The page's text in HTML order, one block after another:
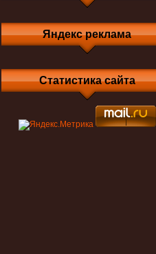
Яндекс реклама
Статистика сайта